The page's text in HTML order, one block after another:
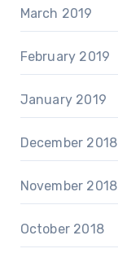
March 2019
February 2019
January 2019
December 2018
November 2018
October 2018